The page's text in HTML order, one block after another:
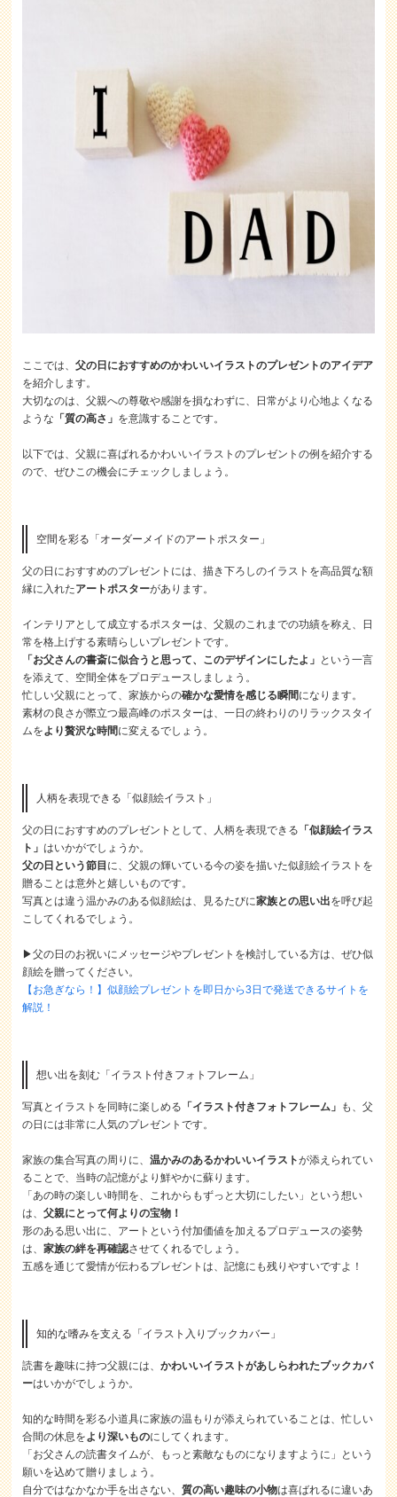
ここでは、父の日におすすめのかわいいイラストのプレゼントのアイデア
を紹介します。
大切なのは、父親への尊敬や感謝を損なわずに、日常がより心地よくなる
ような 「質の高さ」 を意識することです。
以下では、父親に喜ばれるかわいいイラストのプレゼントの例を紹介する
ので、ぜひこの機会にチェックしましょう。
空間を彩る「オーダーメイドのアートポスター」
父の日におすすめのプレゼントには、描き下ろしのイラストを高品質な額
縁に入れたアートポスターがあります。
インテリアとして成立するポスターは、父親のこれまでの功績を称え、日
常を格上げする素晴らしいプレゼントです。
「お父さんの書斎に似合うと思って、このデザインにしたよ」 という一言
を添えて、空間全体をプロデュースしましょう。
忙しい父親にとって、家族からの確かな愛情を感じる瞬間になります。
素材の良さが際立つ最高峰のポスターは、一日の終わりのリラックスタイ
ムをより贅沢な時間に変えるでしょう。
人柄を表現できる「似顔絵イラスト」
父の日におすすめのプレゼントとして、人柄を表現できる 「似顔絵イラス
ト」はいかがでしょうか。
父の日という節目 に、父親の輝いている今の姿を描いた似顔絵イラストを
贈ることは意外と嬉しいものです。
写真とは違う温かみのある似顔絵は、見るたびに家族との思い出を呼び起
こしてくれるでしょう。
▶︎父の日のお祝いにメッセージやプレゼントを検討している方は、ぜひ似
顔絵を贈ってください。
【お急ぎなら！】似顔絵プレゼントを即日から3日で発送できるサイトを
解説！
想い出を刻む「イラスト付きフォトフレーム」
写真とイラストを同時に楽しめる 「イラスト付きフォトフレーム」 も、父
の日には非常に人気のプレゼントです。
家族の集合写真の周りに、温かみのあるかわいいイラストが添えられてい
ることで、当時の記憶がより鮮やかに蘇ります。
「あの時の楽しい時間を、これからもずっと大切にしたい」という想い
は、父親にとって何よりの宝物！
形のある思い出に、アートという付加価値を加えるプロデュースの姿勢
は、家族の絆を再確認させてくれるでしょう。
五感を通じて愛情が伝わるプレゼントは、記憶にも残りやすいですよ！
知的な嗜みを支える「イラスト入りブックカバー」
読書を趣味に持つ父親には、かわいいイラストがあしらわれたブックカバ
ーはいかがでしょうか。
知的な時間を彩る小道具に家族の温もりが添えられていることは、忙しい
合間の休息をより深いものにしてくれます。
「お父さんの読書タイムが、もっと素敵なものになりますように」という
願いを込めて贈りましょう。
自分ではなかなか手を出さない、質の高い趣味の小物は喜ばれるに違いあ